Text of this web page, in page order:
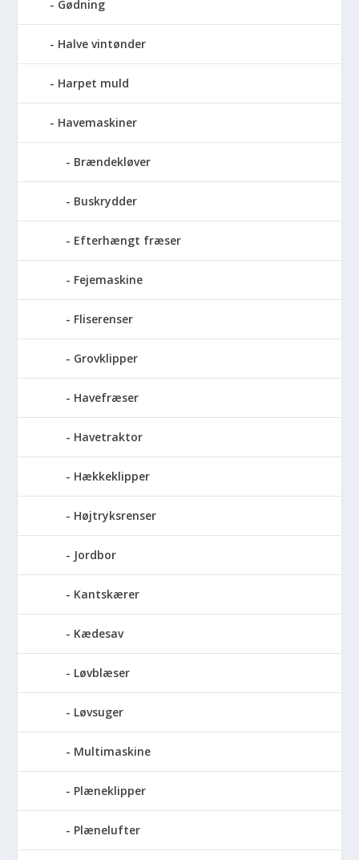
Gødning
Halve vintønder
Harpet muld
Havemaskiner
Brændekløver
Buskrydder
Efterhængt fræser
Fejemaskine
Fliserenser
Grovklipper
Havefræser
Havetraktor
Hækkeklipper
Højtryksrenser
Jordbor
Kantskærer
Kædesav
Løvblæser
Løvsuger
Multimaskine
Plæneklipper
Plænelufter